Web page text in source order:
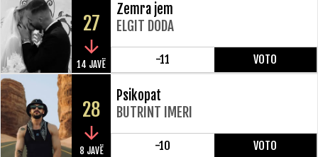
27
14 JAVË
Zemra jem
ELGIT DODA
-11 VOTO
28
8 JAVË
Psikopat
BUTRINT IMERI
-10 VOTO